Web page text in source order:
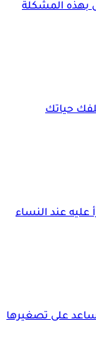
بهذه المشكلة
حياتك